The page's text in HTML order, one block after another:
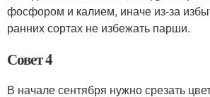
фосфо­ром и калием, иначе из-за
ранних сортах не избежать парши.
Совет 4
В начале сентября нужно срезать